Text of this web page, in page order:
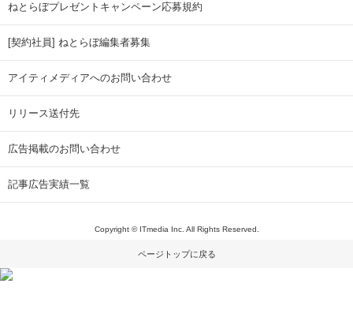
ねとらぼプレゼントキャンペーン応募規約
[契約社員] ねとらぼ編集者募集
アイティメディアへのお問い合わせ
リリース送付先
広告掲載のお問い合わせ
記事広告実績一覧
Copyright © ITmedia Inc. All Rights Reserved.
ページトップに戻る